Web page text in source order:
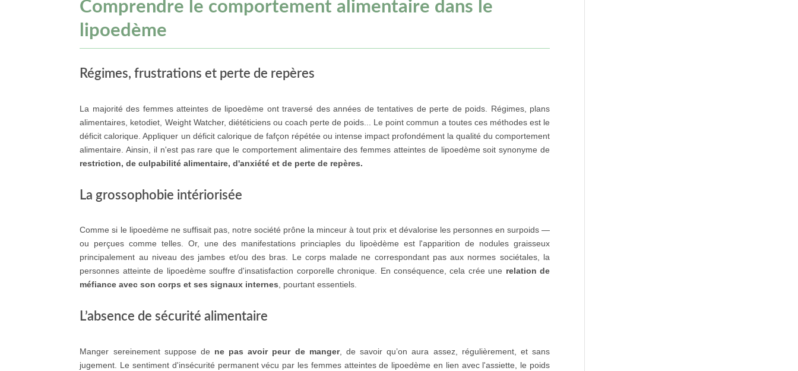
Comprendre le comportement alimentaire dans le
lipoedème
Régimes, frustrations et perte de repères
La majorité des femmes atteintes de lipoedème ont traversé des années de tentatives de perte de poids. Régimes, plans
alimentaires, ketodiet, Weight Watcher, diététiciens ou coach perte de poids... Le point commun a toutes ces méthodes est le
déficit calorique. Appliquer un déficit calorique de fafçon répétée ou intense impact profondément la qualité du comportement
alimentaire. Ainsin, il n'est pas rare que le comportement alimentaire des femmes atteintes de lipoedème soit synonyme de
restriction, de culpabilité alimentaire, d'anxiété et de perte de repères.
La grossophobie intériorisée
Comme si le lipoedème ne suffisait pas, notre société prône la minceur à tout prix et dévalorise les personnes en surpoids —
ou perçues comme telles. Or, une des manifestations princiaples du lipoèdème est l'apparition de nodules graisseux
principalement au niveau des jambes et/ou des bras. Le corps malade ne correspondant pas aux normes sociétales, la
personnes atteinte de lipoedème souffre d'insatisfaction corporelle chronique. En conséquence, cela crée une relation de
méfiance avec son corps et ses signaux internes, pourtant essentiels.
L’absence de sécurité alimentaire
Manger sereinement suppose de ne pas avoir peur de manger, de savoir qu’on aura assez, régulièrement, et sans
jugement. Le sentiment d'insécurité permanent vécu par les femmes atteintes de lipoedème en lien avec l'assiette, le poids